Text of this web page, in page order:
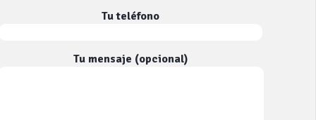
Tu teléfono
Tu mensaje (opcional)